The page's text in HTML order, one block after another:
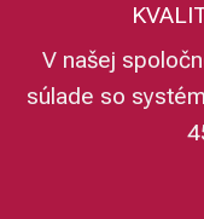
V našej
súlade so